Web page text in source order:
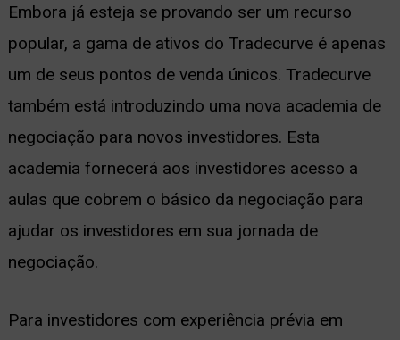
Embora já esteja se provando ser um recurso
popular, a gama de ativos do Tradecurve é apenas
um de seus pontos de venda únicos. Tradecurve
também está introduzindo uma nova academia de
negociação para novos investidores. Esta
academia fornecerá aos investidores acesso a
aulas que cobrem o básico da negociação para
ajudar os investidores em sua jornada de
negociação.
Para investidores com experiência prévia em